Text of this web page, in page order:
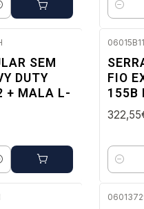
SEM
DUTY
+ MALA L-
FIO
155B